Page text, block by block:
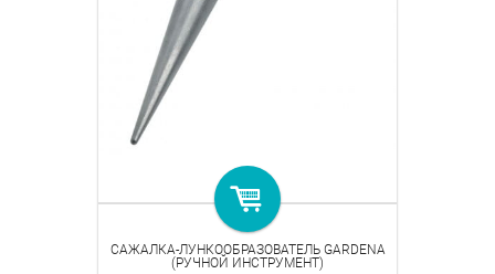
САЖАЛКА-ЛУНКООБРАЗОВАТЕЛЬ GARDENA
(РУЧНОЙ ИНСТРУМЕНТ)